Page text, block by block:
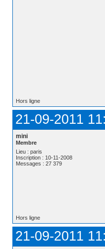
Hors ligne
21-09-2011
mini
Membre
Lieu : paris
Inscription : 10-11-2008
Messages : 27 379
Hors ligne
21-09-2011